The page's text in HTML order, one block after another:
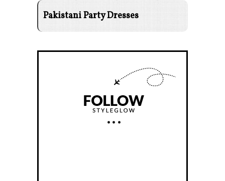
Pakistani Party Dresses